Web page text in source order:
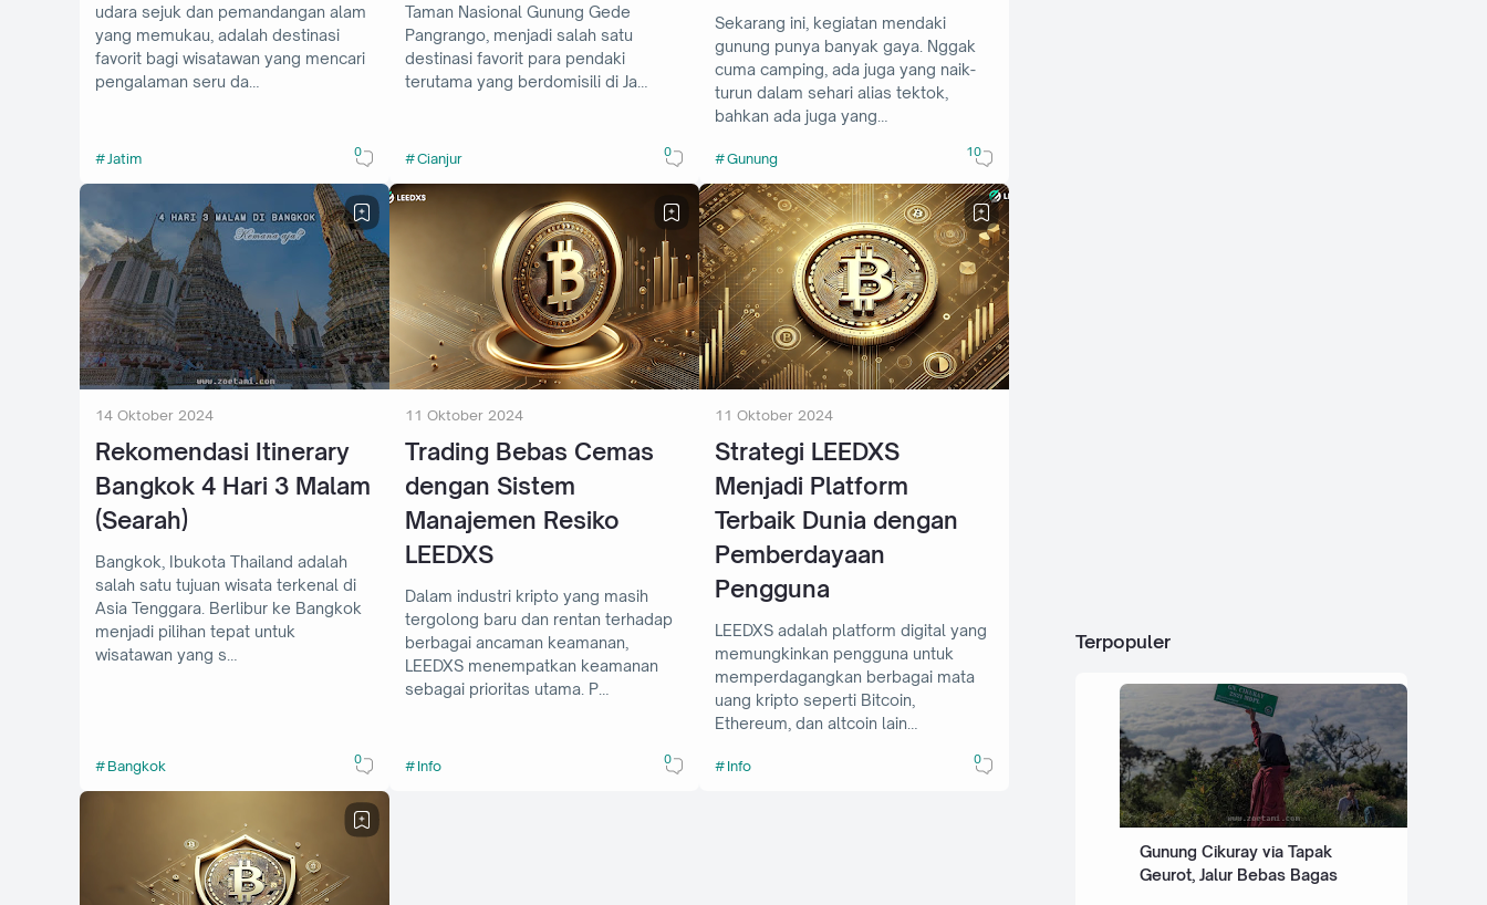
udara sejuk dan pemandangan alam
yang memukau, adalah destinasi
favorit bagi wisatawan yang mencari
pengalaman seru da…
Jatim 0
Taman Nasional Gunung Gede
Pangrango, menjadi salah satu
destinasi favorit para pendaki
terutama yang berdomisili di Ja…
Cianjur 0
Sekarang ini, kegiatan mendaki
gunung punya banyak gaya. Nggak
cuma camping, ada juga yang naik-
turun dalam sehari alias tektok,
bahkan ada juga yang…
Gunung 10
14 Oktober 2024
Rekomendasi Itinerary
Bangkok 4 Hari 3 Malam
(Searah)
Bangkok, Ibukota Thailand adalah
salah satu tujuan wisata terkenal di
Asia Tenggara. Berlibur ke Bangkok
menjadi pilihan tepat untuk
wisatawan yang s…
Bangkok 0
11 Oktober 2024
Trading Bebas Cemas
dengan Sistem
Manajemen Resiko
LEEDXS
Dalam industri kripto yang masih
tergolong baru dan rentan terhadap
berbagai ancaman keamanan,
LEEDXS menempatkan keamanan
sebagai prioritas utama. P…
Info 0
11 Oktober 2024
Strategi LEEDXS
Menjadi Platform
Terbaik Dunia dengan
Pemberdayaan
Pengguna
LEEDXS adalah platform digital yang
memungkinkan pengguna untuk
memperdagangkan berbagai mata
uang kripto seperti Bitcoin,
Ethereum, dan altcoin lain…
Info 0
Terpopuler
Gunung Cikuray via Tapak
Geurot, Jalur Bebas Bagas